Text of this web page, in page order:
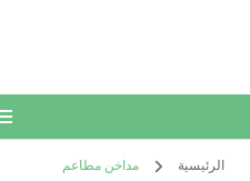
الرئيسية مداخن مطاعم